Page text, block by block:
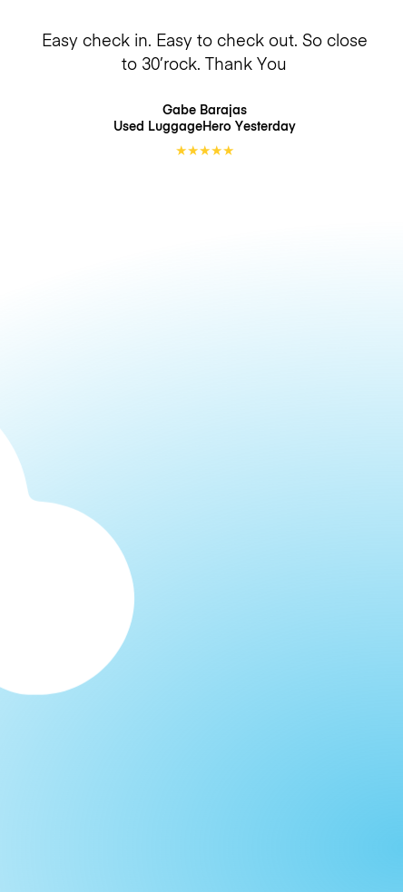
Easy check in. Easy to check out. So close
to 30’rock. Thank You
Gabe Barajas
Used LuggageHero Yesterday
★★★★★